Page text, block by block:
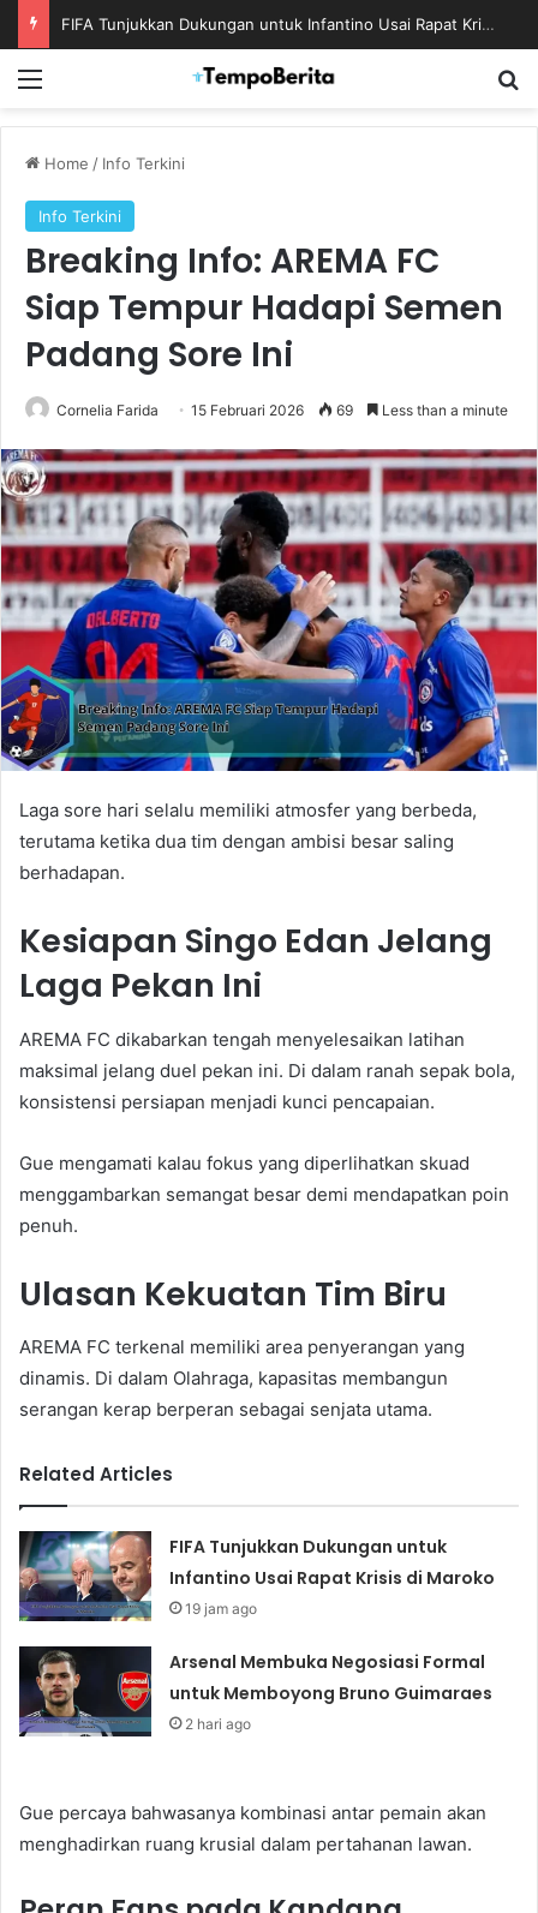
FIFA Tunjukkan Dukungan untuk Infantino Usai Rapat Krisis di Maroko
Home / Info Terkini
Info Terkini
Breaking Info: AREMA FC
Siap Tempur Hadapi Semen
Padang Sore Ini
Cornelia Farida 15 Februari 2026 69 Less than a minute
Laga sore hari selalu memiliki atmosfer yang berbeda,
terutama ketika dua tim dengan ambisi besar saling
berhadapan.
Kesiapan Singo Edan Jelang
Laga Pekan Ini
AREMA FC dikabarkan tengah menyelesaikan latihan
maksimal jelang duel pekan ini. Di dalam ranah sepak bola,
konsistensi persiapan menjadi kunci pencapaian.
Gue mengamati kalau fokus yang diperlihatkan skuad
menggambarkan semangat besar demi mendapatkan poin
penuh.
Ulasan Kekuatan Tim Biru
AREMA FC terkenal memiliki area penyerangan yang
dinamis. Di dalam Olahraga, kapasitas membangun
serangan kerap berperan sebagai senjata utama.
Related Articles
FIFA Tunjukkan Dukungan untuk
Infantino Usai Rapat Krisis di Maroko
19 jam ago
Arsenal Membuka Negosiasi Formal
untuk Memboyong Bruno Guimaraes
2 hari ago
Gue percaya bahwasanya kombinasi antar pemain akan
menghadirkan ruang krusial dalam pertahanan lawan.